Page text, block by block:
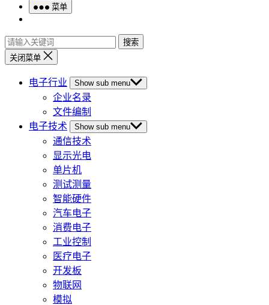
菜单
搜索
关闭菜单
电子行业 Show sub menu
企业名录
文件编制
电子技术
Show sub menu
通信技术
显示光电
单片机
测试测量
智能硬件
汽车电子
消费电子
工业控制
医疗电子
开发板
物联网
模拟